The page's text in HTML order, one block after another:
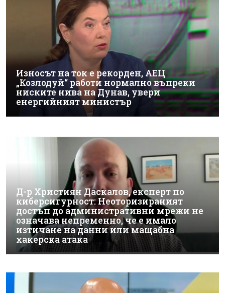
Износът на ток е рекорден, АЕЦ
„Козлодуй“ работи нормално въпреки
ниските нива на Дунав, увери
енергийният министър
Д-р Християн Даскалов, експерт по
киберсигурност: Неоторизираният
достъп до административни мрежи не
означава непременно, че е имало
изтичане на данни или мащабна
хакерска атака